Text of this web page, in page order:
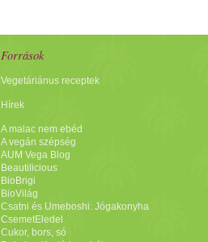
Források
Vegetáriánus receptek
Hírek
A malac nem ebéd
A vegán szépség
AUM Vega Blog
Beautilicious
BioBrigi
BioVilág
Csatni és Umeboshi: Jógakonyha
CsemetEledel
Cukor, bors, só